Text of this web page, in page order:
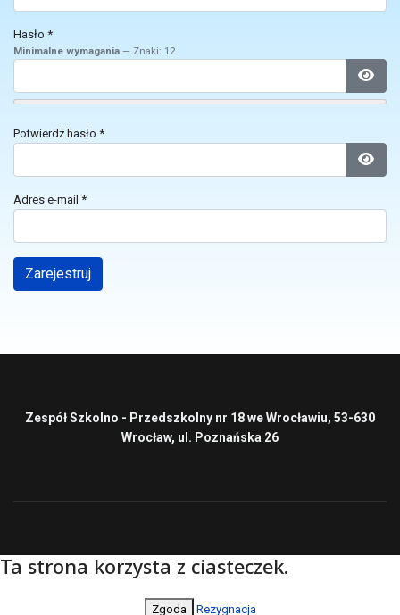
Hasło *
Minimalne wymagania — Znaki: 12
Potwierdź hasło *
Adres e-mail *
Zarejestruj
Zespół Szkolno - Przedszkolny nr 18 we Wrocławiu, 53-630
Wrocław, ul. Poznańska 26
Ta strona korzysta z ciasteczek.
Zgoda Rezygnacja